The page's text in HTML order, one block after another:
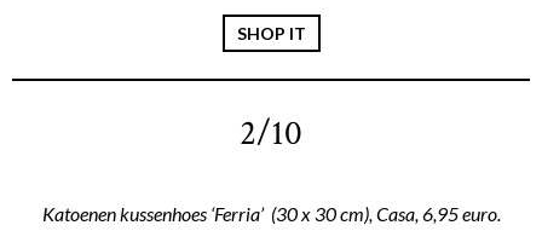
SHOP IT
2/10
Katoenen kussenhoes ‘Ferria’ (30 x 30 cm), Casa, 6,95 euro.